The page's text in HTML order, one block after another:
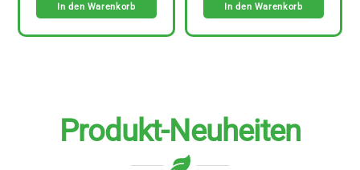
In den Warenkorb In den Warenkorb
Produkt-Neuheiten